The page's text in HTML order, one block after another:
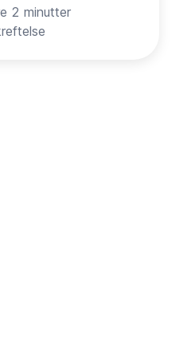
2 minutter